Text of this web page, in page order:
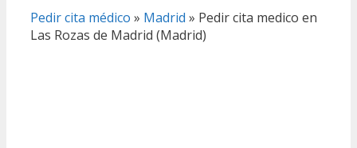
Pedir cita médico » Madrid » Pedir cita medico en
Las Rozas de Madrid (Madrid)